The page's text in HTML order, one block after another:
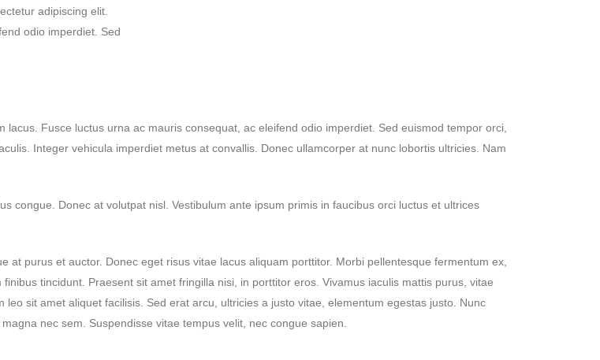
adipiscing elit.
odio imperdiet. Sed
Fusce luctus urna ac mauris consequat, ac eleifend odio imperdiet. Sed euismod tempor orci,
Integer vehicula imperdiet metus at convallis. Donec ullamcorper at nunc lobortis ultricies. Nam
congue. Donec at volutpat nisl. Vestibulum ante ipsum primis in faucibus orci luctus et ultrices
purus et auctor. Donec eget risus vitae lacus aliquam porttitor. Morbi pellentesque fermentum ex,
tincidunt. Praesent sit amet fringilla nisi, in porttitor eros. Vivamus iaculis mattis purus, vitae
sit amet aliquet facilisis. Sed erat arcu, ultricies a justo vitae, elementum egestas justo. Nunc
nec sem. Suspendisse vitae tempus velit, nec congue sapien.